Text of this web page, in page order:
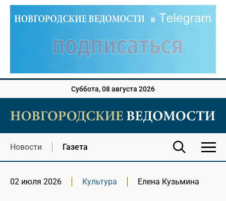
Суббота, 08 августа 2026
Новости Газета
02 июля 2026 Культура Елена Кузьмина